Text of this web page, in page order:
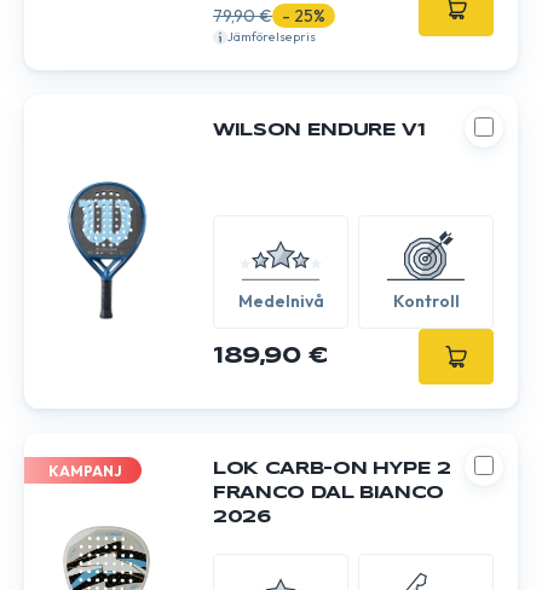
79,90 € - 25%
Jämförelsepris
WILSON ENDURE V1
Medelnivå Kontroll
189,90 €
KAMPANJ
LOK CARB-ON HYPE 2
FRANCO DAL BIANCO
2026